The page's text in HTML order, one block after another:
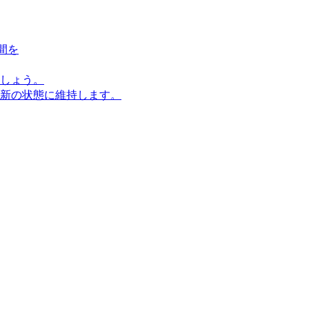
を
ょう。
の状態に維持します。